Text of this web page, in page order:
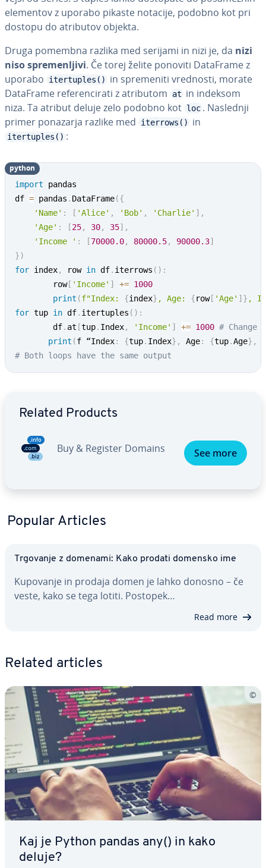
elementov z uporabo pikaste notacije, podobno kot pri
dostopu do atributov objekta.
Druga pomembna razlika med serijami in nizi je, da nizi
niso spre­men­lji­vi. Če torej želite ponoviti DataFrame z
uporabo
itertuples()
in spre­me­ni­ti vrednosti, morate
DataFrame re­fe­ren­ci­ra­ti z atributom
at in indeksom
niza. Ta atribut deluje zelo podobno kot loc . Naslednji
primer ponazarja razlike med
iterrows() in
itertuples() :
import pandas
df = pandas . DataFrame({
'Name' : [ 'Alice' , 'Bob' , 'Charlie' ] ,
'Age' : [25, 30, 35] ,
'Income ' : [70000.0, 80000.5, 90000.3]
})
for index, row in df. iterrows ( ) :
        row
[ 'Income' ] += 1000
print (f"Index: {index} , Age: {row[ 'Age' ] } ,
for tup in df. itertuples ( ) :
        df
. at [tup. Index, 'Income' ] += 1000 #
print (f “Index: {tup. Index} , Age: {tup.Age} ,
# Both loops have the same output
python
Related Products
Buy & Register Domains See more
Popular Articles
Trgovanje z domenami: Kako prodati domensko ime
Kupovanje in prodaja domen je lahko donosno – če
veste, kako se tega lotiti. Postopek…
Read more
Related articles
Kaj je Python pandas any() in kako
deluje?